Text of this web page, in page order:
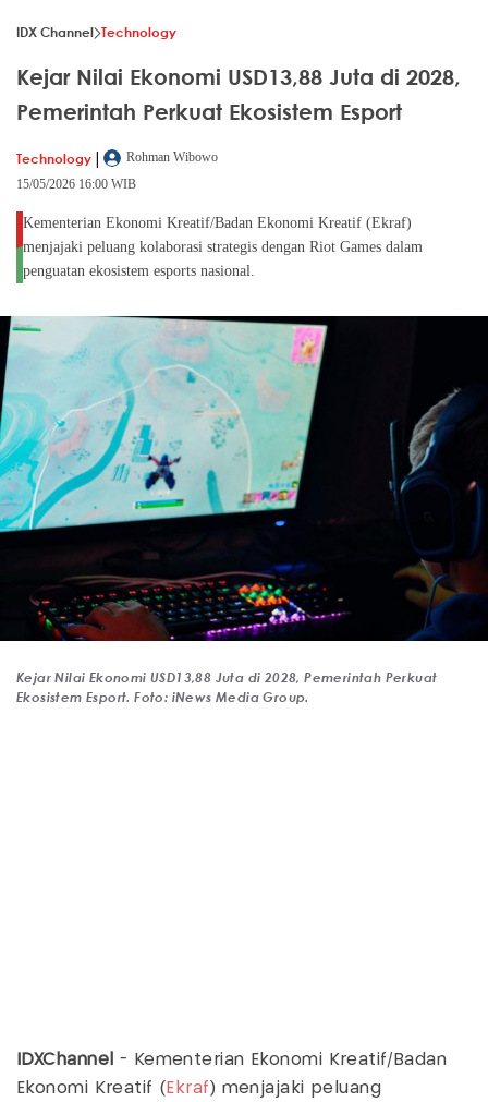
IDX Channel Technology
Kejar Nilai Ekonomi USD13,88 Juta di 2028,
Pemerintah Perkuat Ekosistem Esport
Technology |
Rohman Wibowo
15/05/2026 16:00 WIB
Kementerian Ekonomi Kreatif/Badan Ekonomi Kreatif (Ekraf)
menjajaki peluang kolaborasi strategis dengan Riot Games dalam
penguatan ekosistem esports nasional.
Kejar Nilai Ekonomi USD13,88 Juta di 2028, Pemerintah Perkuat
Ekosistem Esport. Foto: iNews Media Group.
IDXChannel
- Kementerian Ekonomi Kreatif/Badan
Ekonomi Kreatif ( Ekraf ) menjajaki peluang